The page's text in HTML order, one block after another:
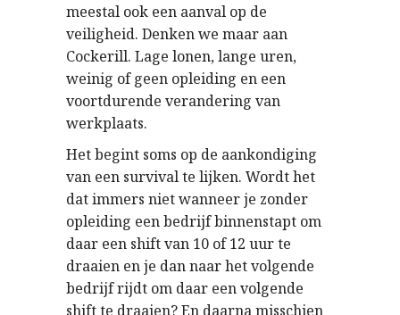
meestal ook een aanval op de
veiligheid. Denken we maar aan
Cockerill. Lage lonen, lange uren,
weinig of geen opleiding en een
voortdurende verandering van
werkplaats.
Het begint soms op de aankondiging
van een survival te lijken. Wordt het
dat immers niet wanneer je zonder
opleiding een bedrijf binnenstapt om
daar een shift van 10 of 12 uur te
draaien en je dan naar het volgende
bedrijf rijdt om daar een volgende
shift te draaien? En daarna misschien